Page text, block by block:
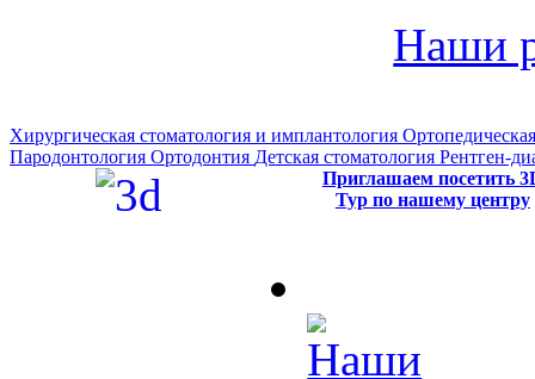
Наши
Хирургическая стоматология и имплантология
Пародонтология Ортодонтия Детская стоматология Рентген-
Приглашаем посетить
Тур по нашему центру